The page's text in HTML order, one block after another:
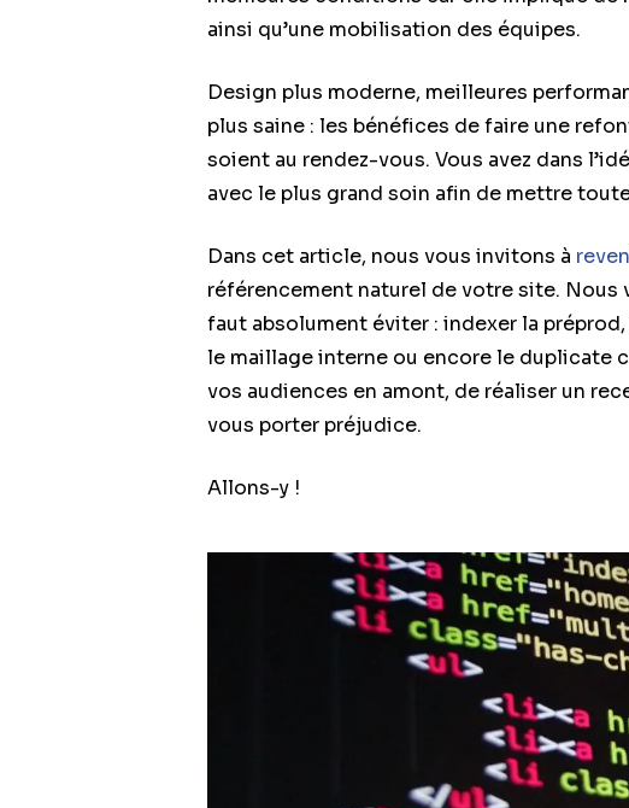
ainsi qu’une mobilisation des équipes.
Design plus moderne, meilleures
plus saine : les bénéfices de faire une
soient au rendez-vous. Vous avez dans
avec le plus grand soin afin de mettre
Dans cet article, nous vous invitons à
référencement naturel de votre site. Nous
faut absolument éviter : indexer la
le maillage interne ou encore le duplicate
vos audiences en amont, de réaliser un
vous porter préjudice.
Allons-y !